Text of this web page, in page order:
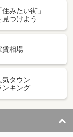
住みたい街」
見つけよう
賃相場
気タウン
ンキング